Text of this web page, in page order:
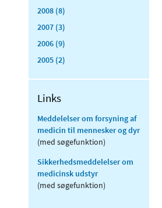
2008 (8)
2007 (3)
2006 (9)
2005 (2)
Links
Meddelelser om forsyning af
medicin til mennesker og dyr
(med søgefunktion)
Sikkerhedsmeddelelser om
medicinsk udstyr
(med søgefunktion)